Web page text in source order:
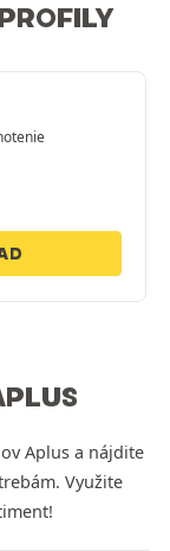
Aplus a nájdite
Využite